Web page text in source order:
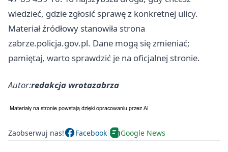
wiedzieć, gdzie zgłosić sprawę z konkretnej ulicy.
Materiał źródłowy stanowiła strona
zabrze.policja.gov.pl. Dane mogą się zmieniać;
pamiętaj, warto sprawdzić je na oficjalnej stronie.
Autor:redakcja wrotazabrza
Zaobserwuj nas! Facebook Google News